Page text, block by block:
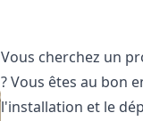
Vous cherchez un
? Vous êtes au bon
l'installation et le